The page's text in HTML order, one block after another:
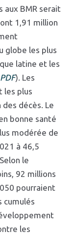
aux BMR serait
1,91 million
globe les plus
latine et les
). Les
les plus
décès. Le
bonne santé
modérée de
à 46,5
le
92 millions
pourraient
cumulés
les